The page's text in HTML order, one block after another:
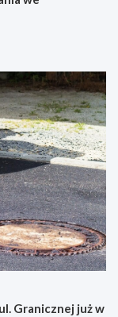
Granicznej już w